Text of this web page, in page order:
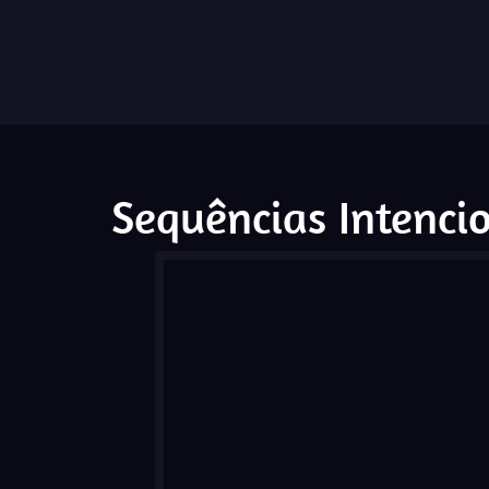
Sequências